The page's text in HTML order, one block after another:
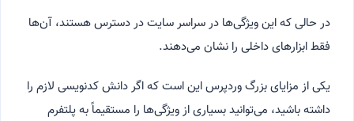
در حالی که این ویژگی‌ها در سراسر سایت در دسترس هستند، آن‌ها
فقط ابزارهای داخلی را نشان می‌دهند.
یکی از مزایای بزرگ وردپرس این است که اگر دانش کدنویسی لازم را
داشته باشید، می‌توانید بسیاری از ویژگی‌ها را مستقیماً به پلتفرم